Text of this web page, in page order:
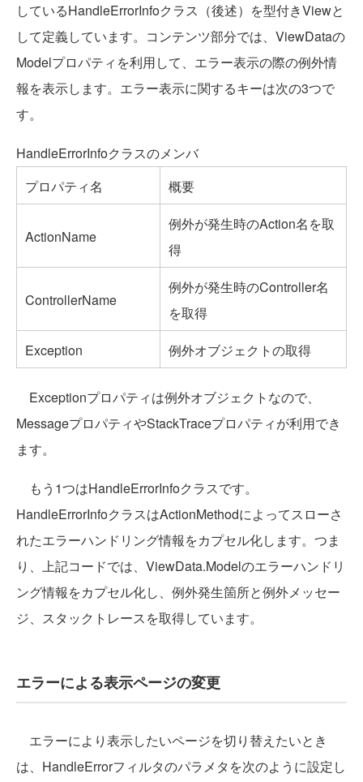
しているHandleErrorInfoクラス（後述）を型付きViewと
して定義しています。コンテンツ部分では、ViewDataの
Modelプロパティを利用して、エラー表示の際の例外情
報を表示します。エラー表示に関するキーは次の3つで
す。
HandleErrorInfoクラスのメンバ
プロパティ名
概要
ActionName
例外が発生時のAction名を取
得
ControllerName
例外が発生時のController名
を取得
Exception
例外オブジェクトの取得
Exceptionプロパティは例外オブジェクトなので、
MessageプロパティやStackTraceプロパティが利用でき
ます。
もう1つはHandleErrorInfoクラスです。
HandleErrorInfoクラスはActionMethodによってスローさ
れたエラーハンドリング情報をカプセル化します。つま
り、上記コードでは、ViewData.Modelのエラーハンドリ
ング情報をカプセル化し、例外発生箇所と例外メッセー
ジ、スタックトレースを取得しています。
エラーによる表示ページの変更
エラーにより表示したいページを切り替えたいとき
は、HandleErrorフィルタのパラメタを次のように設定し